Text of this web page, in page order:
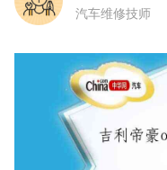
汽车维修技师